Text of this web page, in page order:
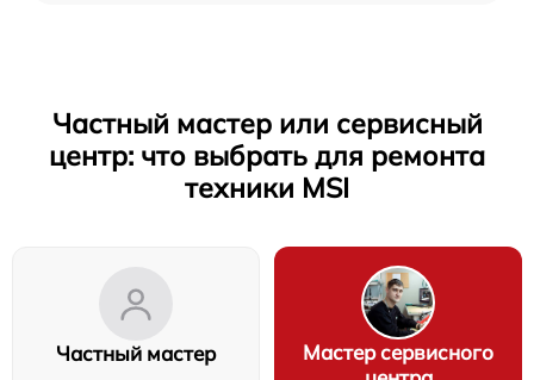
Частный мастер или сервисный
центр: что выбрать для ремонта
техники MSI
Частный мастер
Мастер сервисного